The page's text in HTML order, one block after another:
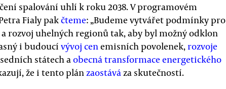
spalování uhlí k roku 2038. V programovém
Fialy pakčteme: „Budeme vytvářet podmínky pro
rozvoj uhelných regionů tak, aby byl možný odklon
i budoucí vývoj cenemisních povolenek,rozvoje
státech aobecná transformace energetického
že i tento plánzaostáváza skutečností.